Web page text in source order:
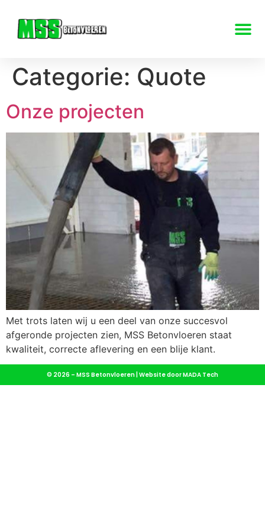
Categorie: Quote
Onze projecten
Met trots laten wij u een deel van onze succesvol
afgeronde projecten zien, MSS Betonvloeren staat
kwaliteit, correcte aflevering en een blije klant.
© 2026 – MSS Betonvloeren | Website door MADA Tech